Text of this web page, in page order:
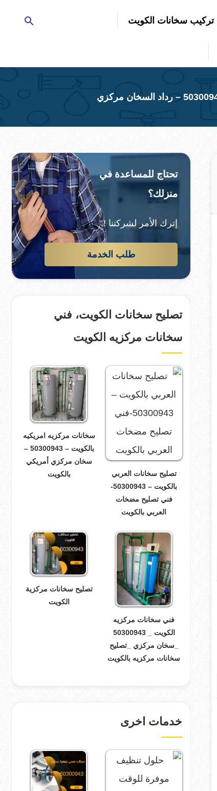
تركيب سخانات الكويت
تحتاج للمساعدة في
منزلك؟
إترك الأمر لشركتنا !
طلب الخدمة
تصليح سخانات الكويت، فني
سخانات مركزيه الكويت
تصليح سخانات العربي
بالكويت – 50300943-
فني تصليح مضخات
العربي بالكويت
سخانات مركزيه امريكيه
بالكويت – 50300943 –
سخان مركزي أمريكي
بالكويت
فني سخانات مركزيه
الكويت _ 50300943
_سخان مركزي _تصليح
سخانات مركزيه بالكويت
تصليح سخانات مركزية
الكويت
خدمات اخرى